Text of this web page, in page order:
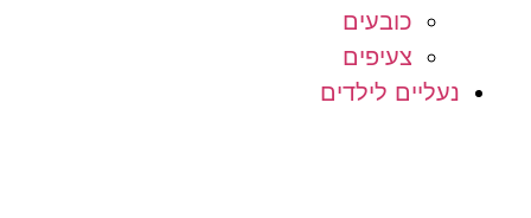
כובעים
צעיפים
נעליים לילדים